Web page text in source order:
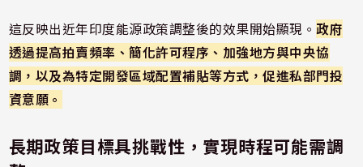
這反映出近年印度能源政策調整後的效果開始顯現。政府
透過提高拍賣頻率、簡化許可程序、加強地方與中央協
調，以及為特定開發區域配置補貼等方式，促進私部門投
資意願。
長期政策目標具挑戰性，實現時程可能需調